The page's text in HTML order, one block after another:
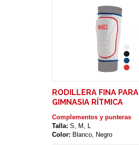
RODILLERA FINA PARA
GIMNASIA RÍTMICA
Complementos y punteras
Talla: S, M, L
Color: Blanco, Negro